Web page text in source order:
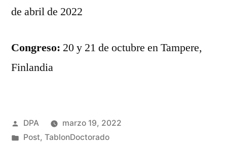
de abril de 2022
Congreso: 20 y 21 de octubre en Tampere,
Finlandia
Publicado
por
DPA
marzo 19, 2022
Publicado
Post, TablonDoctorado